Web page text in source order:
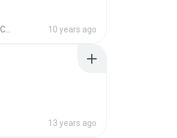
10 years ago
13 years ago